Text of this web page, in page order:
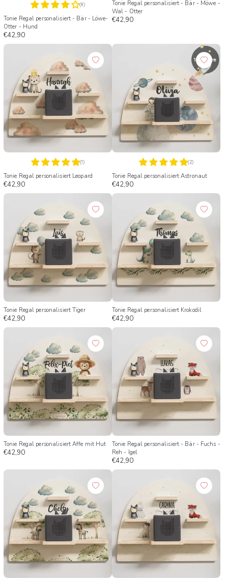
(8)
Tonie Regal personalisiert - Bär - Löwe-
Otter - Hund
€42,90
Tonie Regal personalisiert - Bär - Möwe -
Wal - Otter
€42,90
(1)
Tonie Regal personalisiert Leopard
€42,90
(2)
Tonie Regal personalisiert Astronaut
€42,90
Tonie Regal personalisiert Tiger
€42,90
Tonie Regal personalisiert Krokodil
€42,90
Tonie Regal personalisiert Affe mit Hut
€42,90
Tonie Regal personalisiert - Bär - Fuchs -
Reh - Igel
€42,90